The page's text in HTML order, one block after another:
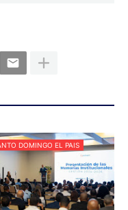
DOMINGO EL PAIS